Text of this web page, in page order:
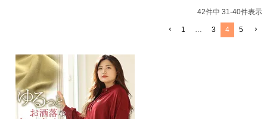
42件中 31-40件表示
1 … 3 4 5